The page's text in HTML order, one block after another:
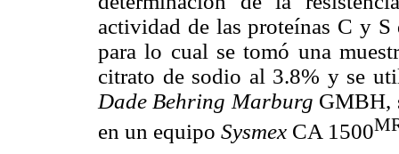
actividad de las proteínas C y
para lo cual se tomó una
citrato de sodio al 3.8% y se
Dade Behring Marburg GMBH,
en un equipo Sysmex CA 1500